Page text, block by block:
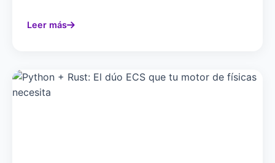
Leer más